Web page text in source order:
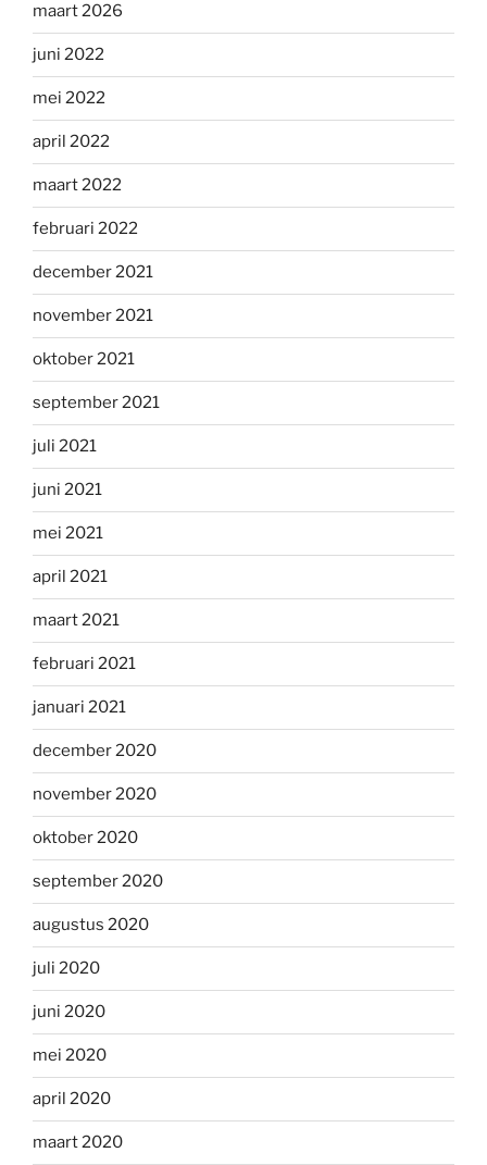
maart 2026
juni 2022
mei 2022
april 2022
maart 2022
februari 2022
december 2021
november 2021
oktober 2021
september 2021
juli 2021
juni 2021
mei 2021
april 2021
maart 2021
februari 2021
januari 2021
december 2020
november 2020
oktober 2020
september 2020
augustus 2020
juli 2020
juni 2020
mei 2020
april 2020
maart 2020